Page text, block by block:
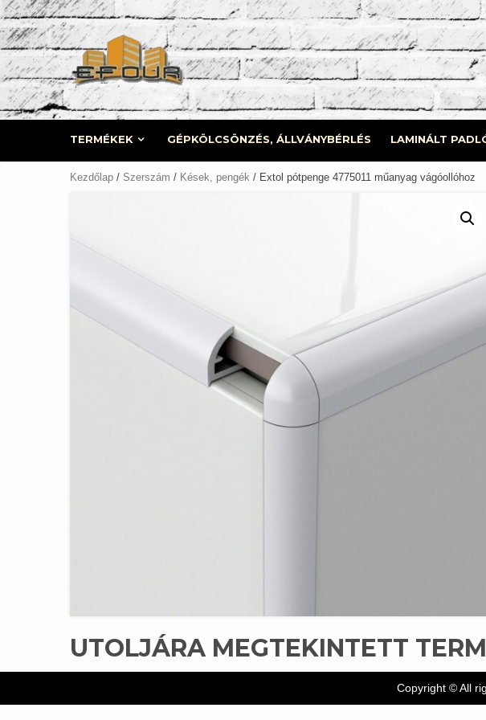
Skip
to
content
TERMÉKEK GÉPKÖLCSÖNZÉS, ÁLLVÁNYBÉRLÉS LAMINÁLT
Kezdőlap / Szerszám / Kések, pengék / Extol pótpenge 4775011 műanyag vágóollóhoz
UTOLJÁRA MEGTEKINTETT
Copyright © All